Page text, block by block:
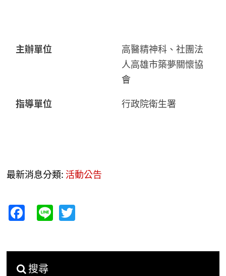
主辦單位
高醫精神科、社團法
人高雄市築夢關懷協
會
指導單位
行政院衛生署
最新消息分類: 活動公告
Facebook
Line
搜尋